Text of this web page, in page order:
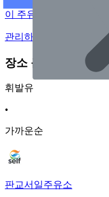
이 주유소의 사장님이신
관리하기
장소 근처 주유소
휘발유
•
가까운순
판교서일주유소